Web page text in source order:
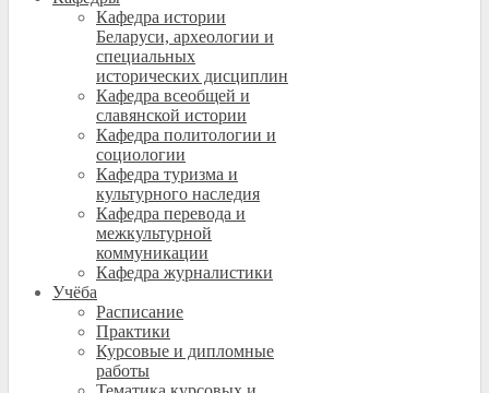
Кафедра истории
Беларуси, археологии и
специальных
исторических дисциплин
Кафедра всеобщей и
славянской истории
Кафедра политологии и
социологии
Кафедра туризма и
культурного наследия
Кафедра перевода и
межкультурной
коммуникации
Кафедра журналистики
Учёба
Расписание
Практики
Курсовые и дипломные
работы